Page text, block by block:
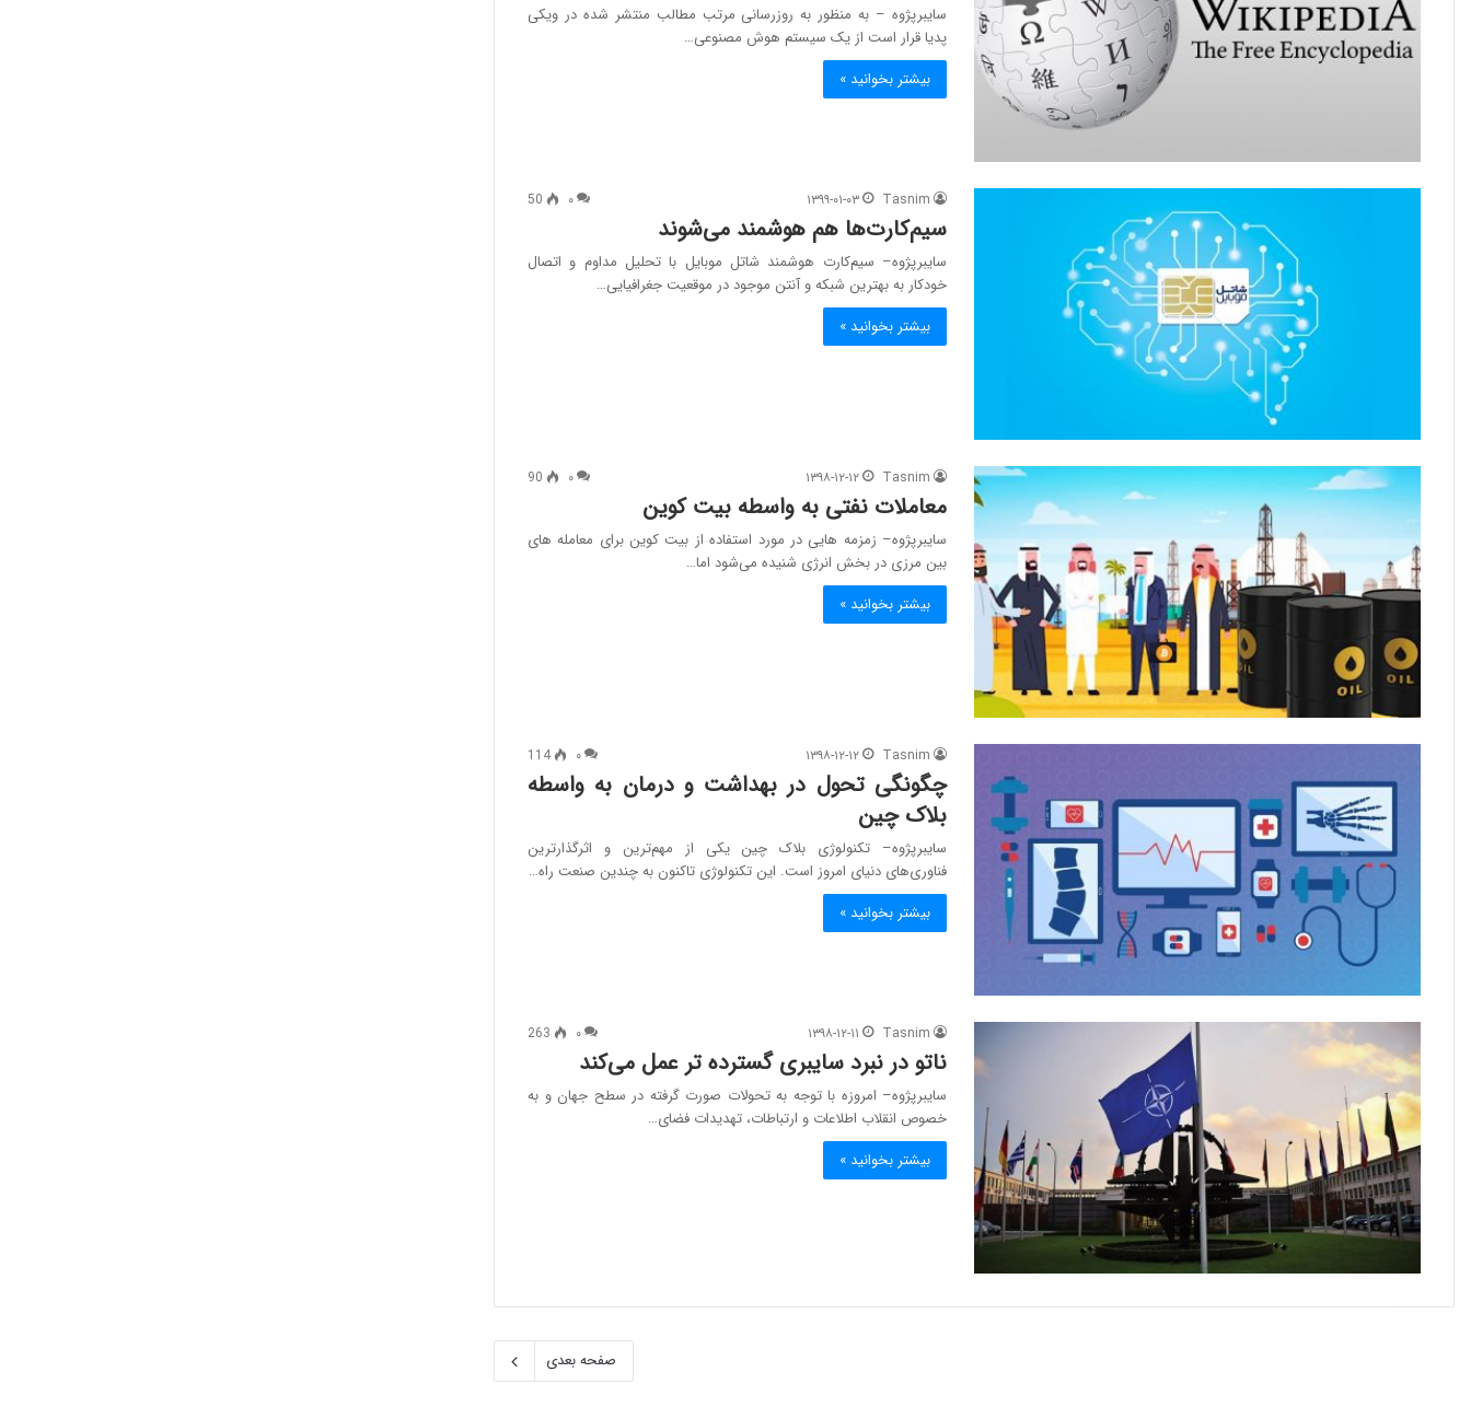
سایبرپژوه – به منظور به روزرسانی مرتب مطالب منتشر شده در ویکی
پدیا قرار است از یک سیستم هوش مصنوعی…
بیشتر بخوانید »
Tasnim ۱۳۹۹-۰۱-۰۳ ۰ 50
سیم‌کارت‌ها هم هوشمند می‌شوند
سایبرپژوه– سیم‌کارت هوشمند شاتل موبایل با تحلیل مداوم و اتصال
خودکار به بهترین شبکه و آنتن موجود در موقعیت جغرافیایی…
بیشتر بخوانید »
Tasnim ۱۳۹۸-۱۲-۱۲ ۰ 90
معاملات نفتی به واسطه بیت کوین
سایبرپژوه– زمزمه هایی در مورد استفاده از بیت کوین برای معامله های
بین مرزی در بخش انرژی شنیده می‌شود اما…
بیشتر بخوانید »
Tasnim ۱۳۹۸-۱۲-۱۲ ۰ 114
چگونگی تحول در بهداشت و درمان به واسطه
بلاک چین
سایبرپژوه– تکنولوژی بلاک چین یکی از مهم‌ترین و اثرگذارترین
فناوری‌های دنیای امروز است. این تکنولوژی تاکنون به چندین صنعت راه…
بیشتر بخوانید »
Tasnim ۱۳۹۸-۱۲-۱۱ ۰ 263
ناتو در نبرد سایبری گسترده تر عمل می‌کند
سایبرپژوه– امروزه با توجه به تحولات صورت گرفته در سطح جهان و به
خصوص انقلاب اطلاعات و ارتباطات، تهدیدات فضای…
بیشتر بخوانید »
صفحه بعدی